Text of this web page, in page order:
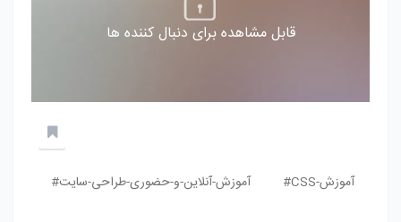
قابل مشاهده برای دنبال کننده ها
آموزش-CSS# آموزش-آنلاین-و-حضوری-طراحی-سایت#